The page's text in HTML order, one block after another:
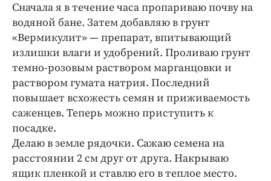
Сначала я в течение часа пропариваю почву на
водяной бане. Затем добавляю в грунт
«Вермикулит» — препарат, впитывающий
излишки влаги и удобрений. Проливаю грунт
темно-розовым раствором марганцовки и
раствором гумата натрия. Последний
повышает всхожесть семян и приживаемость
саженцев. Теперь можно приступить к
посадке.
Делаю в земле рядочки. Сажаю семена на
расстоянии 2 см друг от друга. Накрываю
ящик пленкой и ставлю его в теплое место.